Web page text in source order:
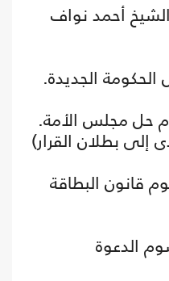
الشيخ أحمد نواف
حل مجلس الأمة.
إلى بطلان القرار)
قانون البطاقة
الدعوة